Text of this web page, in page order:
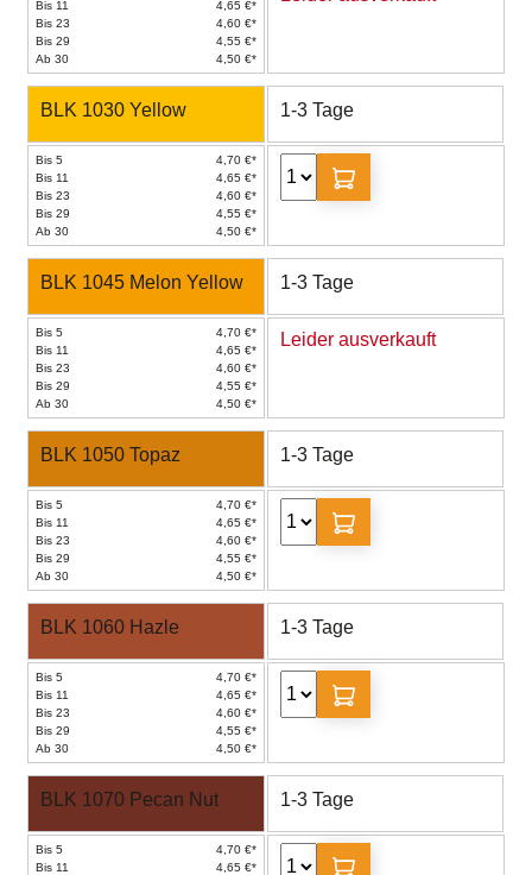
Bis 11
4,65 €*
Bis 23
4,60 €*
Bis 29
4,55 €*
Ab 30
4,50 €*
BLK 1030 Yellow 1-3 Tage
Bis 5
4,70 €*
Bis 11
4,65 €*
Bis 23
4,60 €*
Bis 29
4,55 €*
Ab 30
4,50 €*
BLK 1045 Melon Yellow 1-3 Tage
Bis 5
4,70 €*
Bis 11
4,65 €*
Bis 23
4,60 €*
Bis 29
4,55 €*
Ab 30
4,50 €*
Leider ausverkauft
BLK 1050 Topaz 1-3 Tage
Bis 5
4,70 €*
Bis 11
4,65 €*
Bis 23
4,60 €*
Bis 29
4,55 €*
Ab 30
4,50 €*
BLK 1060 Hazle 1-3 Tage
Bis 5
4,70 €*
Bis 11
4,65 €*
Bis 23
4,60 €*
Bis 29
4,55 €*
Ab 30
4,50 €*
BLK 1070 Pecan Nut 1-3 Tage
Bis 5
4,70 €*
Bis 11
4,65 €*